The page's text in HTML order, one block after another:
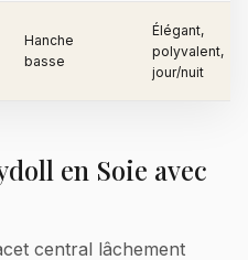
Hanche
basse
Élégant,
polyvalent,
jour/nuit
en Soie avec
central lâchement